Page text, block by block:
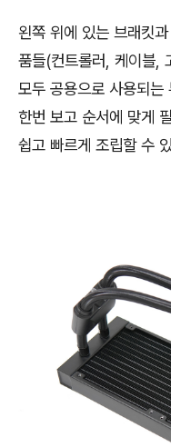
왼쪽 위에 있는 브래킷
품들(컨트롤러, 케이블,
모두 공용으로 사용되는
한번 보고 순서에 맞게
쉽고 빠르게 조립할 수